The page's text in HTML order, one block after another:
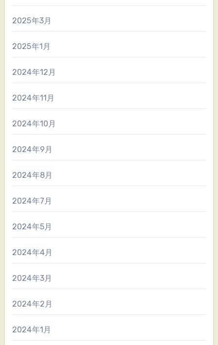
2025年3月
2025年1月
2024年12月
2024年11月
2024年10月
2024年9月
2024年8月
2024年7月
2024年5月
2024年4月
2024年3月
2024年2月
2024年1月